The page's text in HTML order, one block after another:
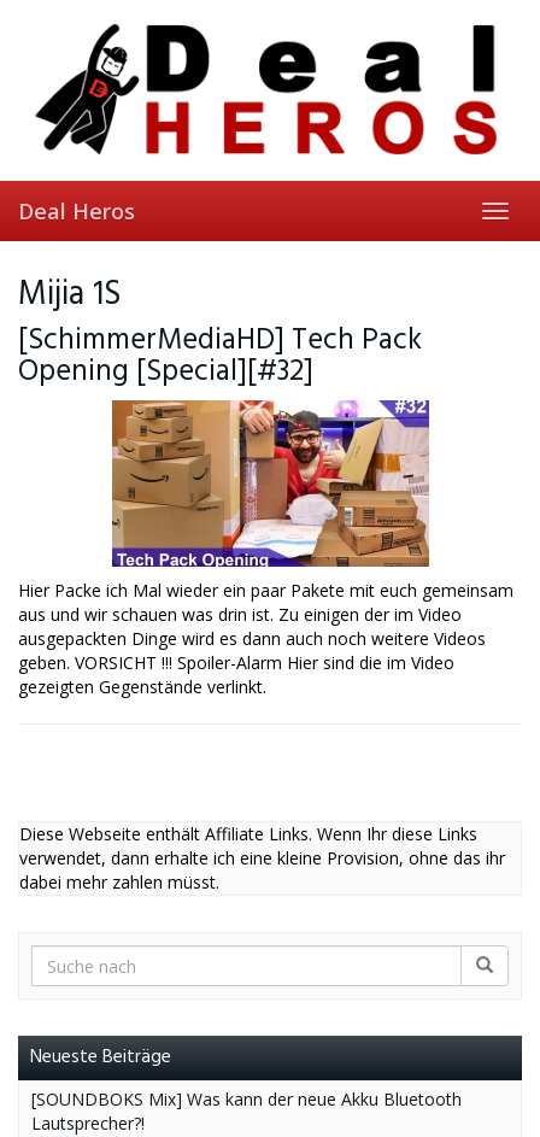
Deal Heros
Mijia 1S
[SchimmerMediaHD] Tech Pack
Opening [Special][#32]
Hier Packe ich Mal wieder ein paar Pakete mit euch gemeinsam
aus und wir schauen was drin ist. Zu einigen der im Video
ausgepackten Dinge wird es dann auch noch weitere Videos
geben. VORSICHT !!! Spoiler-Alarm Hier sind die im Video
gezeigten Gegenstände verlinkt.
Diese Webseite enthält Affiliate Links. Wenn Ihr diese Links
verwendet, dann erhalte ich eine kleine Provision, ohne das ihr
dabei mehr zahlen müsst.
Neueste Beiträge
[SOUNDBOKS Mix] Was kann der neue Akku Bluetooth
Lautsprecher?!